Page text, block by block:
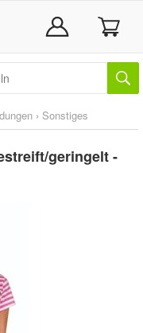
› Sonstiges
geringelt -